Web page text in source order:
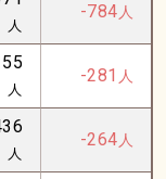
人
-784人
人
-281 人
人
-264人